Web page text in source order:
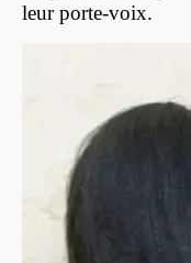
leur porte-voix.